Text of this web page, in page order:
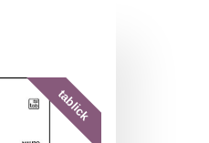
tablick